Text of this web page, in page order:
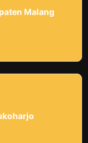
Malang